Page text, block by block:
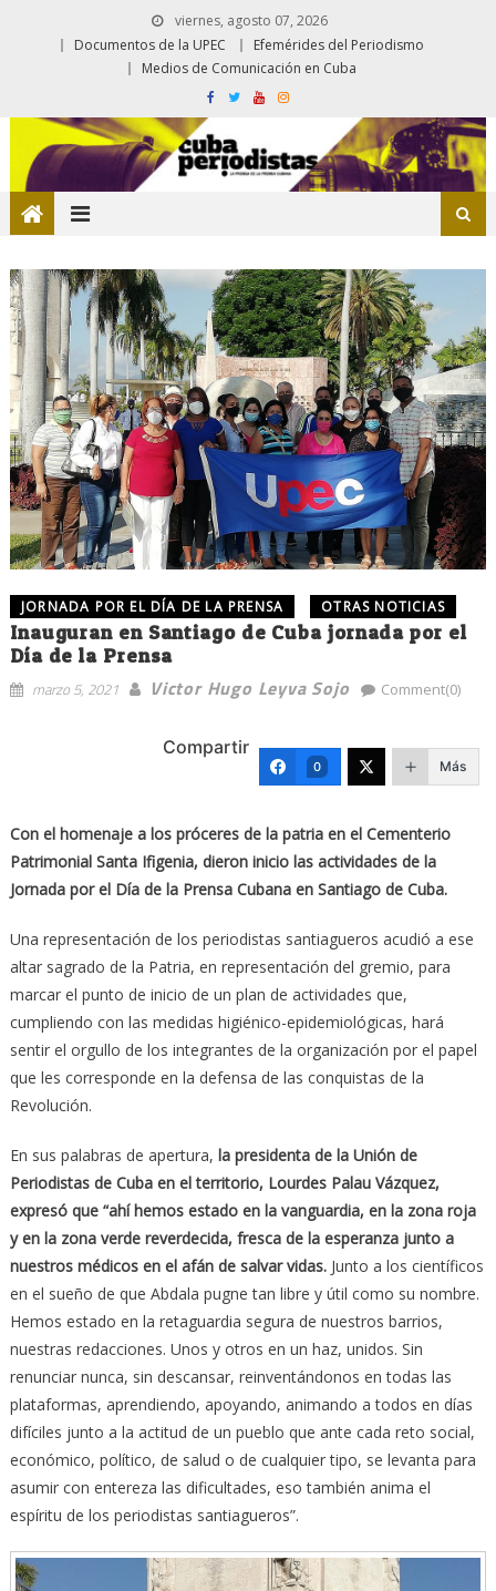
viernes, agosto 07, 2026
Documentos de la UPEC
Efemérides del Periodismo
Medios de Comunicación en Cuba
JORNADA POR EL DÍA DE LA PRENSA OTRAS NOTICIAS
Inauguran en Santiago de Cuba jornada por el
Día de la Prensa
marzo 5, 2021 Victor Hugo Leyva Sojo Comment(0)
Compartir
0 Más
Con el homenaje a los próceres de la patria en el Cementerio
Patrimonial Santa Ifigenia, dieron inicio las actividades de la
Jornada por el Día de la Prensa Cubana en Santiago de Cuba.
Una representación de los periodistas santiagueros acudió a ese
altar sagrado de la Patria, en representación del gremio, para
marcar el punto de inicio de un plan de actividades que,
cumpliendo con las medidas higiénico-epidemiológicas, hará
sentir el orgullo de los integrantes de la organización por el papel
que les corresponde en la defensa de las conquistas de la
Revolución.
En sus palabras de apertura, la presidenta de la Unión de
Periodistas de Cuba en el territorio, Lourdes Palau Vázquez,
expresó que “ahí hemos estado en la vanguardia, en la zona roja
y en la zona verde reverdecida, fresca de la esperanza junto a
nuestros médicos en el afán de salvar vidas.Junto a los científicos
en el sueño de que Abdala pugne tan libre y útil como su nombre.
Hemos estado en la retaguardia segura de nuestros barrios,
nuestras redacciones. Unos y otros en un haz, unidos. Sin
renunciar nunca, sin descansar, reinventándonos en todas las
plataformas, aprendiendo, apoyando, animando a todos en días
difíciles junto a la actitud de un pueblo que ante cada reto social,
económico, político, de salud o de cualquier tipo, se levanta para
asumir con entereza las dificultades, eso también anima el
espíritu de los periodistas santiagueros”.